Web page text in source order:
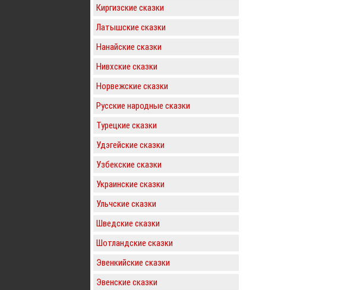
Киргизские сказки
Латышские сказки
Нанайские сказки
Нивхские сказки
Норвежские сказки
Русские народные сказки
Турецкие сказки
Удэгейские сказки
Узбекские сказки
Украинские сказки
Ульчские сказки
Шведские сказки
Шотландские сказки
Эвенкийские сказки
Эвенские сказки